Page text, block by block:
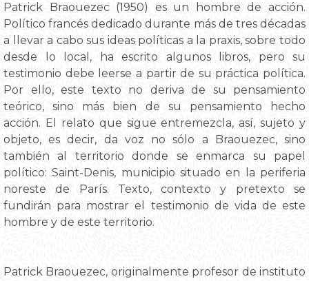
Patrick Braouezec (1950) es un hombre de acción.
Político francés dedicado durante más de tres décadas
a llevar a cabo sus ideas políticas a la praxis, sobre todo
desde lo local, ha escrito algunos libros, pero su
testimonio debe leerse a partir de su práctica política.
Por ello, este texto no deriva de su pensamiento
teórico, sino más bien de su pensamiento hecho
acción. El relato que sigue entremezcla, así, sujeto y
objeto, es decir, da voz no sólo a Braouezec, sino
también al territorio donde se enmarca su papel
político: Saint-Denis, municipio situado en la periferia
noreste de París. Texto, contexto y pretexto se
fundirán para mostrar el testimonio de vida de este
hombre y de este territorio.
Patrick Braouezec, originalmente profesor de instituto